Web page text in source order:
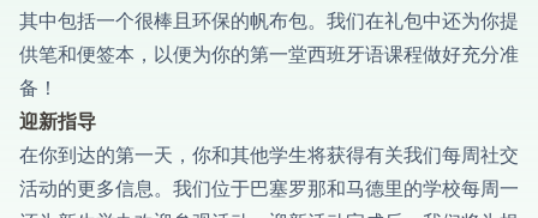
其中包括一个很棒且环保的帆布包。我们在礼包中还为你提
供笔和便签本，以便为你的第一堂西班牙语课程做好充分准
备！
迎新指导
在你到达的第一天，你和其他学生将获得有关我们每周社交
活动的更多信息。我们位于巴塞罗那和马德里的学校每周一